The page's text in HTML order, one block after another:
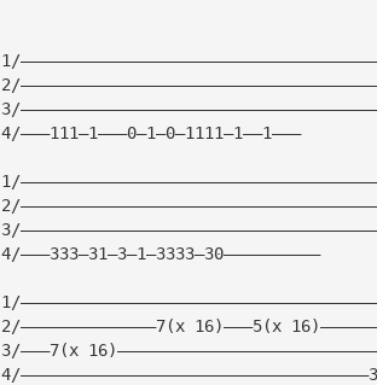
1/
2/
3/
4/———111—1———0—1—0—1111—1——1———
1/
2/
3/
4/———333—31—3—1—3333—30——————————
1/
2/——————————————7(x 16)———5(x
3/———7(x
4/